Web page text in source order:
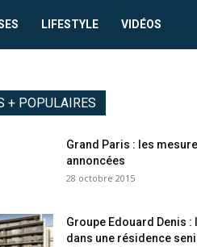
LIFESTYLE VIDÉOS
+ POPULAIRES
Grand Paris : les
annoncées
28 octobre 2015
Groupe Edouard Denis :
dans une résidence